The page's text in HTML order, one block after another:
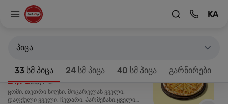
KA
პიცა
33 სმ პიცა 24 სმ პიცა 40 სმ პიცა გარნირები
მთავარზე
-20%
პიცა 4 ყველის 33 სმ
21,9 ₾26,9 ₾
ცომი, თეთრი სოუსი, მოცარელას ყველი,
დაფქული ყველი, ჩედარი, პარმეზანი,ყველი